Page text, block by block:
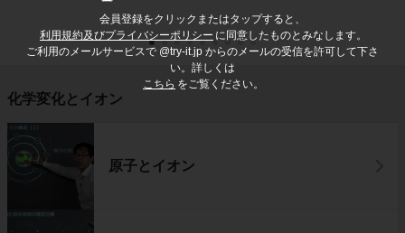
会員登録をクリックまたはタップすると、
利用規約及びプライバシーポリシー に同意したものとみなします。
ご利用のメールサービスで @try-it.jp からのメールの受信を許可して下さ
い。詳しくは
こちら をご覧ください。
化学変化とイオン
原子とイオン